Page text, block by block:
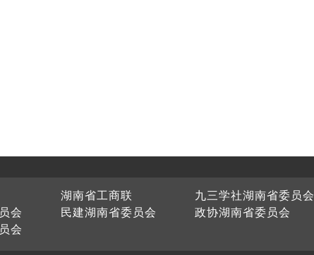
湖南省工商联 九三学社湖南省委员会
会
民建湖南省委员会 政协湖南省委员会
会